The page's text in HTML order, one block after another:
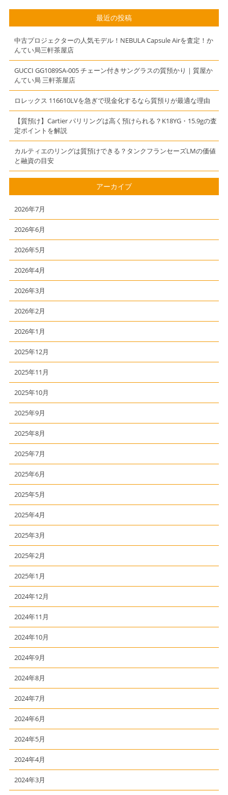
茶屋店
す。】【質】
【かんてい局】
【三軒茶屋】
最近の投稿
中古プロジェクターの人気モデル！NEBULA Capsule Airを査定！か
んてい局三軒茶屋店
GUCCI GG1089SA-005 チェーン付きサングラスの質預かり｜質屋か
んてい局 三軒茶屋店
ロレックス 116610LVを急ぎで現金化するなら質預りが最適な理由
【質預け】Cartier パリリングは高く預けられる？K18YG・15.9gの査
定ポイントを解説
カルティエのリングは質預けできる？タンクフランセーズLMの価値
と融資の目安
アーカイブ
2026年7月
2026年6月
2026年5月
2026年4月
2026年3月
2026年2月
2026年1月
2025年12月
2025年11月
2025年10月
2025年9月
2025年8月
2025年7月
2025年6月
2025年5月
2025年4月
2025年3月
2025年2月
2025年1月
2024年12月
2024年11月
2024年10月
2024年9月
2024年8月
2024年7月
2024年6月
2024年5月
2024年4月
2024年3月